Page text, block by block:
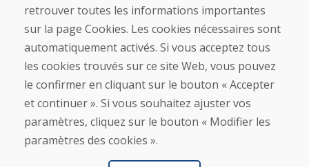
Ligne d'information
+421 919 282 306
info@domivosport.fr
À propos de nous
Blog
À propos de nous
Boutique
Contact
retrouver toutes les informations importantes
sur la page Cookies. Les cookies nécessaires sont
automatiquement activés. Si vous acceptez tous
les cookies trouvés sur ce site Web, vous pouvez
le confirmer en cliquant sur le bouton « Accepter
et continuer ». Si vous souhaitez ajuster vos
paramètres, cliquez sur le bouton « Modifier les
paramètres des cookies ».